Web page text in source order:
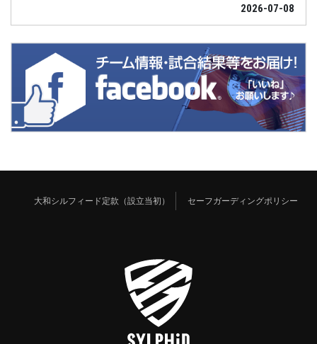
2026-07-08
大和シルフィード定款（設立当初） セーフガーディングポリシー